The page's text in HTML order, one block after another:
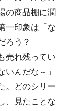
の商品棚に潤
一印象は「な
ろう？
売れ残ってい
いんだな～」
。どのシリー
、見たことな